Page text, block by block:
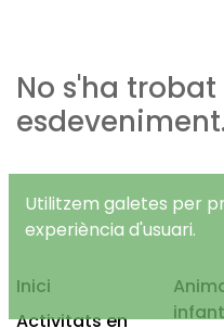
No s'ha
Inici
Activitats en
Utilitzem galetes per
experiència d'usuari.